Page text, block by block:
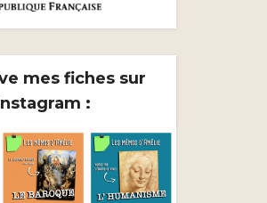
mes fiches sur
: